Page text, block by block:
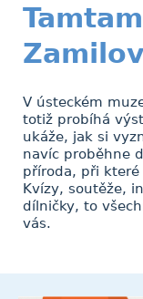
V ústeckém
totiž probíhá
ukáže, jak si
navíc proběhne
příroda, při
Kvízy, soutěže,
dílničky, to
vás.